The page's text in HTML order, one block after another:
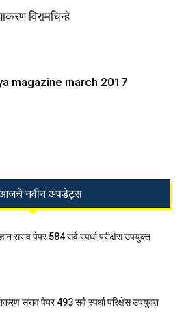
विरामचिन्हे
magazine march 2017
नवीन अपडेट्स
सराव पेपर 584 सर्व स्पर्धा परीक्षेस उपयुक्त
सराव पेपर 493 सर्व स्पर्धा परिक्षेस उपयुक्त